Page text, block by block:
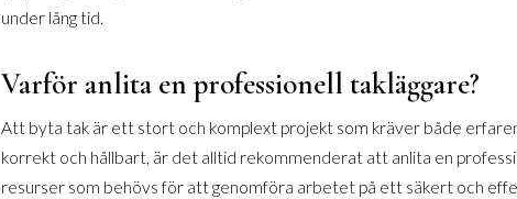
under lång tid.
Varför anlita en professionell takläggare?
Att byta tak är ett stort och komplext projekt som kräver både
korrekt och hållbart, är det alltid rekommenderat att anlita en
resurser som behövs för att genomföra arbetet på ett säkert och